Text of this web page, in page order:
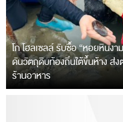
โก โฮลเซลล์ รับซื้อ “หอยหินง
ดันวัตถุดิบท้องถิ่นใต้ขึ้นห้าง ส่
ร้านอาหาร